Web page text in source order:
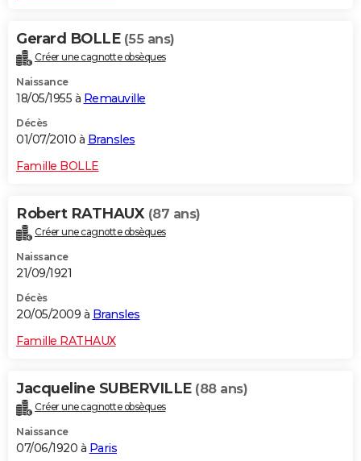
Gerard BOLLE (55 ans)
Créer une cagnotte obsèques
Naissance
18/05/1955 à Remauville
Décès
01/07/2010 à Bransles
Famille BOLLE
Robert RATHAUX (87 ans)
Créer une cagnotte obsèques
Naissance
21/09/1921
Décès
20/05/2009 à Bransles
Famille RATHAUX
Jacqueline SUBERVILLE (88 ans)
Créer une cagnotte obsèques
Naissance
07/06/1920 à Paris